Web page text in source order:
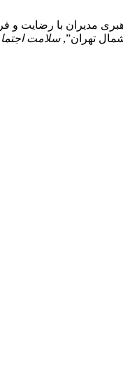
مدیران با رضایت و
تهران”,سلامت